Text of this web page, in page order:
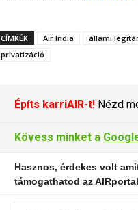
CÍMKÉK Air India állami
privatizáció
Építs karriAIR-t! Nézd
Kövess minket a
Hasznos, érdekes volt
támogathatod az